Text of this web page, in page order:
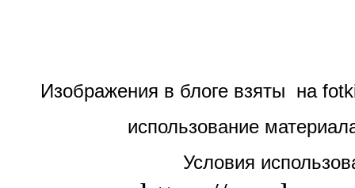
Изображения в блоге взяты на
использование
Условия